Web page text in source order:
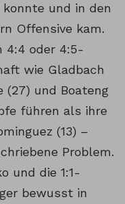
und in den
Offensive kam.
4:4 oder 4:5-
wie Gladbach
(27) und Boateng
führen als ihre
(13) –
Problem.
und die 1:1-
bewusst in